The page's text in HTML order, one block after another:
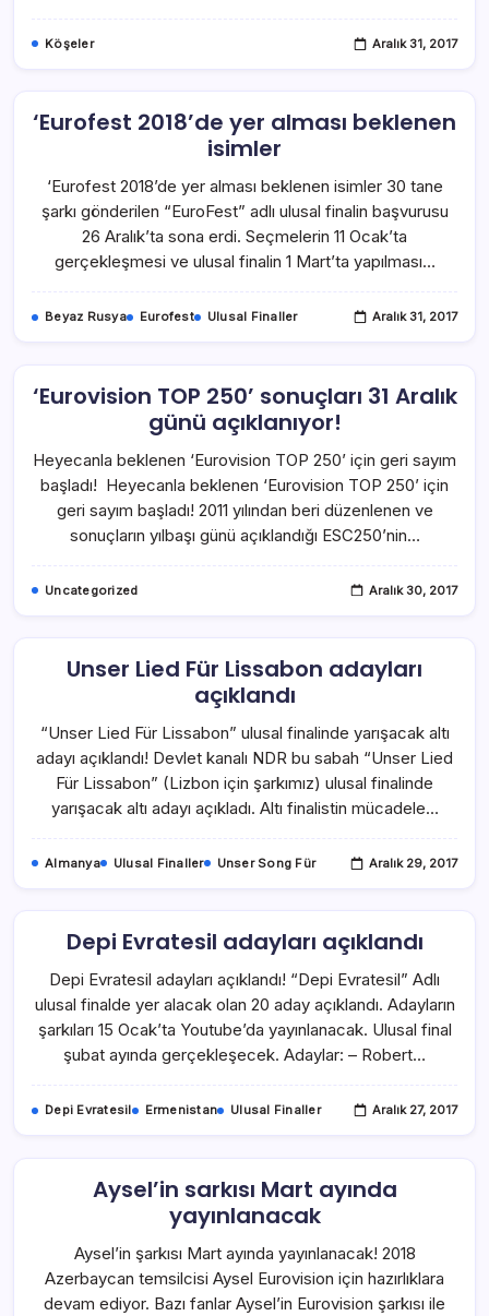
Köşeler Aralık 31, 2017
‘Eurofest 2018’de yer alması beklenen
isimler
‘Eurofest 2018’de yer alması beklenen isimler 30 tane
şarkı gönderilen “EuroFest” adlı ulusal finalin başvurusu
26 Aralık’ta sona erdi. Seçmelerin 11 Ocak’ta
gerçekleşmesi ve ulusal finalin 1 Mart’ta yapılması…
Beyaz Rusya Eurofest Ulusal Finaller Aralık 31, 2017
‘Eurovision TOP 250’ sonuçları 31 Aralık
günü açıklanıyor!
Heyecanla beklenen ‘Eurovision TOP 250’ için geri sayım
başladı! Heyecanla beklenen ‘Eurovision TOP 250’ için
geri sayım başladı! 2011 yılından beri düzenlenen ve
sonuçların yılbaşı günü açıklandığı ESC250’nin…
Uncategorized Aralık 30, 2017
Unser Lied Für Lissabon adayları
açıklandı
“Unser Lied Für Lissabon” ulusal finalinde yarışacak altı
adayı açıklandı! Devlet kanalı NDR bu sabah “Unser Lied
Für Lissabon” (Lizbon için şarkımız) ulusal finalinde
yarışacak altı adayı açıkladı. Altı finalistin mücadele…
Almanya Ulusal Finaller Unser Song Für Aralık 29, 2017
Depi Evratesil adayları açıklandı
Depi Evratesil adayları açıklandı! “Depi Evratesil” Adlı
ulusal finalde yer alacak olan 20 aday açıklandı. Adayların
şarkıları 15 Ocak’ta Youtube’da yayınlanacak. Ulusal final
şubat ayında gerçekleşecek. Adaylar: – Robert…
Depi Evratesil Ermenistan Ulusal Finaller Aralık 27, 2017
Aysel’in sarkısı Mart ayında
yayınlanacak
Aysel’in şarkısı Mart ayında yayınlanacak! 2018
Azerbaycan temsilcisi Aysel Eurovision için hazırlıklara
devam ediyor. Bazı fanlar Aysel’in Eurovision şarkısı ile